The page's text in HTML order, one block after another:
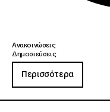
Ανακοινώσεις
Δημοσιεύσεις
Περισσότερα